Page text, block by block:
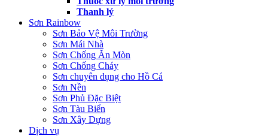
Thanh lý
Sơn Rainbow
Sơn Bảo Vệ Môi Trường
Sơn Mái Nhà
Sơn Chống Ăn Mòn
Sơn Chống Cháy
Sơn chuyên dụng cho Hồ Cá
Sơn Nền
Sơn Phủ Đặc Biệt
Sơn Tàu Biển
Sơn Xây Dựng
Dịch vụ